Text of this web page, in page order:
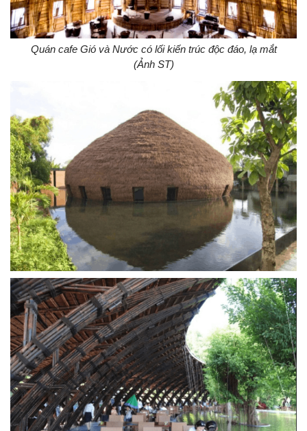
Quán cafe Gió và Nước có lối kiến trúc độc đáo, lạ mắt
(Ảnh ST)